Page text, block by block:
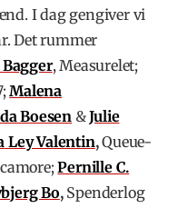
I dag gengiver vi
Det rummer
, Measurelet;
Malena
Boesen &Julie
Ley Valentin,Queue-
Pernille C.
Bo, Spenderlog